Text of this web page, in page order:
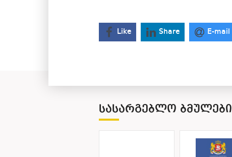
Like Share E-mail
ᲡᲐᲡᲐᲠᲒᲔᲑᲚᲝ ᲑᲛᲣᲚᲔᲑᲘ